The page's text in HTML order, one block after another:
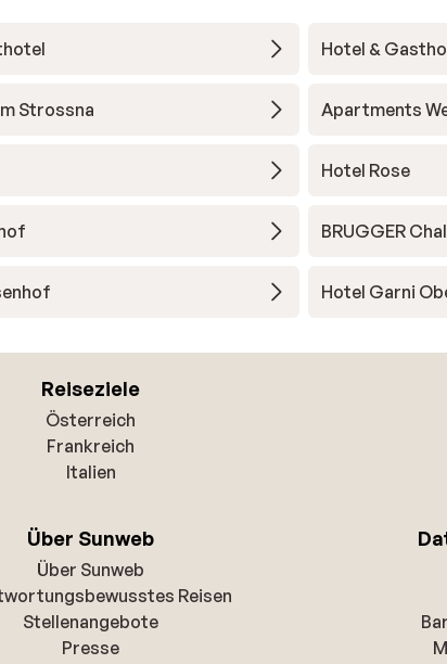
Hotel &
Strossna Apartments
Hotel Rose
BRUGGER
Hotel Garni
Reiseziele
Österreich
Frankreich
Italien
Über Sunweb
Über Sunweb
Reisen
Stellenangebote
Presse